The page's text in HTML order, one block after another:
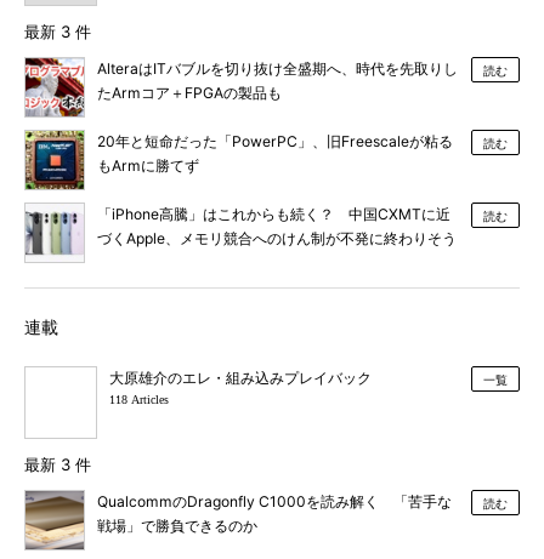
最新 3 件
AlteraはITバブルを切り抜け全盛期へ、時代を先取りし
たArmコア＋FPGAの製品も
読む
20年と短命だった「PowerPC」、旧Freescaleが粘る
もArmに勝てず
読む
「iPhone高騰」はこれからも続く？ 中国CXMTに近
づくApple、メモリ競合へのけん制が不発に終わりそう
読む
連載
大原雄介のエレ・組み込みプレイバック
118 Articles
一覧
最新 3 件
QualcommのDragonfly C1000を読み解く 「苦手な
戦場」で勝負できるのか
読む